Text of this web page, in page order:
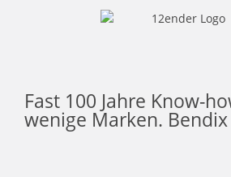
Fast 100 Jahre Know-
wenige Marken.